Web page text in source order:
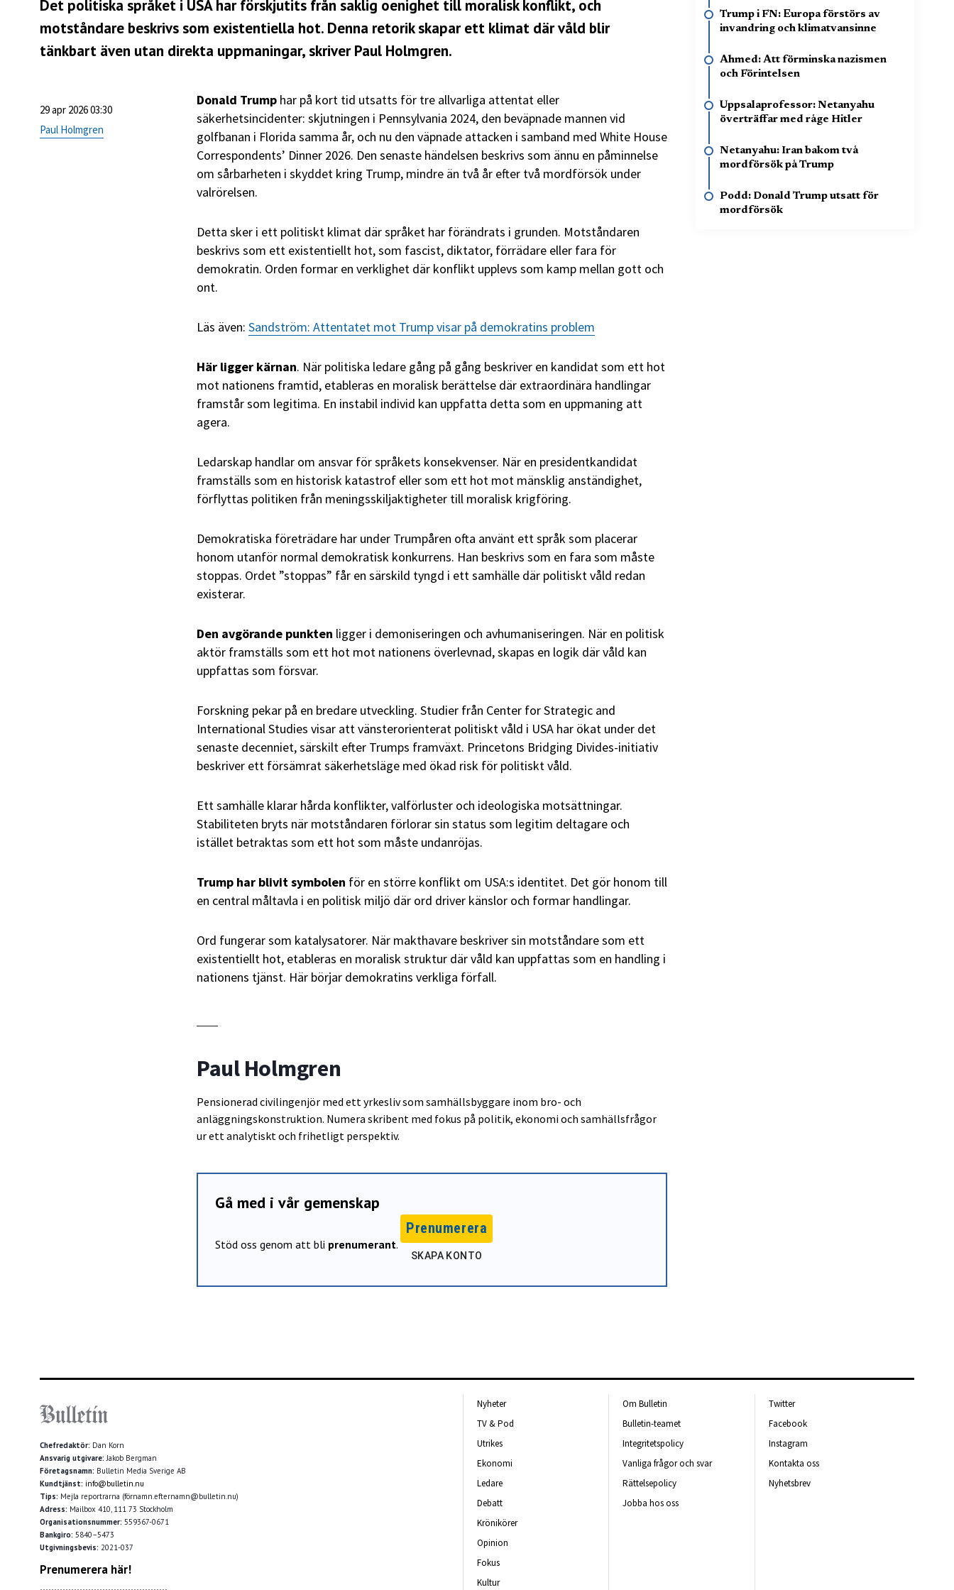
Det politiska språket i USA har förskjutits från saklig oenighet till moralisk konflikt, och
motståndare beskrivs som existentiella hot. Denna retorik skapar ett klimat där våld blir
tänkbart även utan direkta uppmaningar, skriver Paul Holmgren.
29 apr 2026 03:30
Paul Holmgren
Donald Trump har på kort tid utsatts för tre allvarliga attentat eller
säkerhetsincidenter: skjutningen i Pennsylvania 2024, den beväpnade mannen vid
golfbanan i Florida samma år, och nu den väpnade attacken i samband med White House
Correspondents’ Dinner 2026. Den senaste händelsen beskrivs som ännu en påminnelse
om sårbarheten i skyddet kring Trump, mindre än två år efter två mordförsök under
valrörelsen.
Detta sker i ett politiskt klimat där språket har förändrats i grunden. Motståndaren
beskrivs som ett existentiellt hot, som fascist, diktator, förrädare eller fara för
demokratin. Orden formar en verklighet där konflikt upplevs som kamp mellan gott och
ont.
Läs även: Sandström: Attentatet mot Trump visar på demokratins problem
Här ligger kärnan. När politiska ledare gång på gång beskriver en kandidat som ett hot
mot nationens framtid, etableras en moralisk berättelse där extraordinära handlingar
framstår som legitima. En instabil individ kan uppfatta detta som en uppmaning att
agera.
Ledarskap handlar om ansvar för språkets konsekvenser. När en presidentkandidat
framställs som en historisk katastrof eller som ett hot mot mänsklig anständighet,
förflyttas politiken från meningsskiljaktigheter till moralisk krigföring.
Demokratiska företrädare har under Trumpåren ofta använt ett språk som placerar
honom utanför normal demokratisk konkurrens. Han beskrivs som en fara som måste
stoppas. Ordet ”stoppas” får en särskild tyngd i ett samhälle där politiskt våld redan
existerar.
Den avgörande punkten ligger i demoniseringen och avhumaniseringen. När en politisk
aktör framställs som ett hot mot nationens överlevnad, skapas en logik där våld kan
uppfattas som försvar.
Forskning pekar på en bredare utveckling. Studier från Center for Strategic and
International Studies visar att vänsterorienterat politiskt våld i USA har ökat under det
senaste decenniet, särskilt efter Trumps framväxt. Princetons Bridging Divides-initiativ
beskriver ett försämrat säkerhetsläge med ökad risk för politiskt våld.
Ett samhälle klarar hårda konflikter, valförluster och ideologiska motsättningar.
Stabiliteten bryts när motståndaren förlorar sin status som legitim deltagare och
istället betraktas som ett hot som måste undanröjas.
Trump har blivit symbolen för en större konflikt om USA:s identitet. Det gör honom till
en central måltavla i en politisk miljö där ord driver känslor och formar handlingar.
Ord fungerar som katalysatorer. När makthavare beskriver sin motståndare som ett
existentiellt hot, etableras en moralisk struktur där våld kan uppfattas som en handling i
nationens tjänst. Här börjar demokratins verkliga förfall.
Paul Holmgren
Pensionerad civilingenjör med ett yrkesliv som samhällsbyggare inom bro- och
anläggningskonstruktion. Numera skribent med fokus på politik, ekonomi och samhällsfrågor
ur ett analytiskt och frihetligt perspektiv.
Gå med i vår gemenskap
Stöd oss genom att bli prenumerant.
Prenumerera
SKAPA KONTO
Trump i FN: Europa förstörs av
invandring och klimatvansinne
Ahmed: Att förminska nazismen
och Förintelsen
Uppsalaprofessor: Netanyahu
överträffar med råge Hitler
Netanyahu: Iran bakom två
mordförsök på Trump
Podd: Donald Trump utsatt för
mordförsök
Chefredaktör: Dan Korn
Ansvarig utgivare: Jakob Bergman
Företagsnamn: Bulletin Media Sverige AB
Kundtjänst: info@bulletin.nu
Tips: Mejla reportrarna (förnamn.efternamn@bulletin.nu)
Adress: Mailbox 410, 111 73 Stockholm
Organisationsnummer: 559367-0671
Bankgiro: 5840–5473
Utgivningsbevis: 2021-037
Prenumerera här!
Nyheter
TV & Pod
Utrikes
Ekonomi
Ledare
Debatt
Krönikörer
Opinion
Fokus
Kultur
Om Bulletin
Bulletin-teamet
Integritetspolicy
Vanliga frågor och svar
Rättelsepolicy
Jobba hos oss
Twitter
Facebook
Instagram
Kontakta oss
Nyhetsbrev